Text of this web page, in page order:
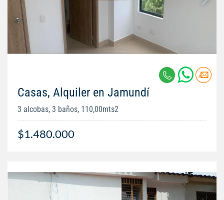
Casas, Alquiler en Jamundí
3 alcobas, 3 baños, 110,00mts2
$1.480.000